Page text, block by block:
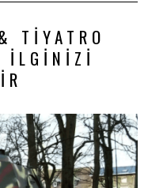
TIYATRO
İLGINIZI